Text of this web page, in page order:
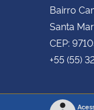
Bairro
Santa
CEP:
+55 (55)